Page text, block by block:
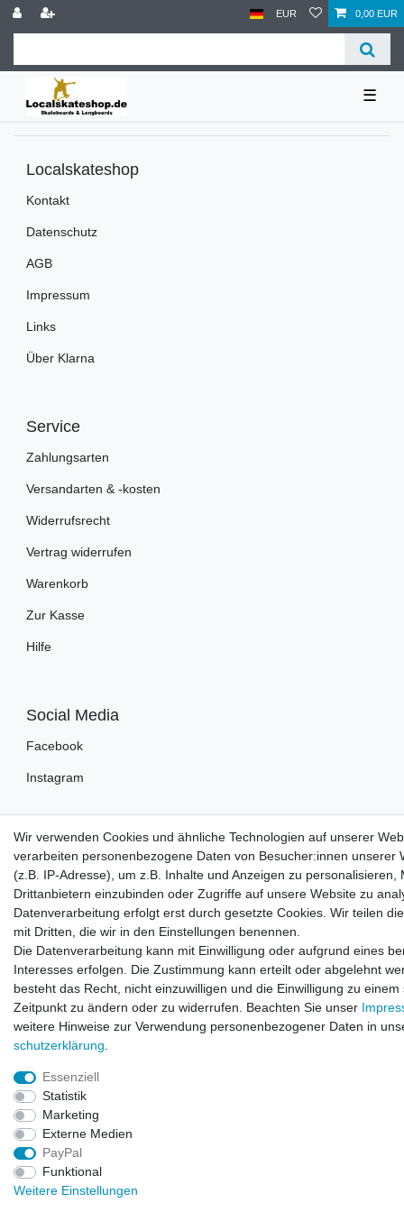
EUR 0,00 EUR
☰
Localskateshop
Kontakt
Datenschutz
AGB
Impressum
Links
Über Klarna
Service
Zahlungsarten
Versandarten & -kosten
Widerrufsrecht
Vertrag widerrufen
Warenkorb
Zur Kasse
Hilfe
Social Media
Facebook
Instagram
Zahlen Sie bequem per
Wir verwenden Cookies und ähnliche Technologien auf unserer
verarbeiten personenbezogene Daten von Besucher:innen unserer
(z.B. IP-Adresse), um z.B. Inhalte und Anzeigen zu personalisieren,
Drittanbietern einzubinden oder Zugriffe auf unsere Website zu
Datenverarbeitung erfolgt erst durch gesetzte Cookies. Wir teilen
mit Dritten, die wir in den Einstellungen benennen.
Die Datenverarbeitung kann mit Einwilligung oder aufgrund eines
Interesses erfolgen. Die Zustimmung kann erteilt oder abgelehnt
besteht das Recht, nicht einzuwilligen und die Einwilligung zu einem
Zeitpunkt zu ändern oder zu widerrufen. Beachten Sie unser
weitere Hinweise zur Verwendung personenbezogener Daten in
schutz­erklärung
Essenziell
Statistik
Marketing
Externe Medien
PayPal
Funktional
Weitere Einstellungen